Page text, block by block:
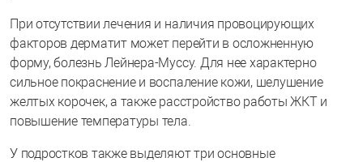
При отсутствии лечения и наличия провоцирующих
факторов дерматит может перейти в осложненную
форму, болезнь Лейнера-Муссу. Для нее характерно
сильное покраснение и воспаление кожи, шелушение
желтых корочек, а также расстройство работы ЖКТ и
повышение температуры тела.
У подростков также выделяют три основные